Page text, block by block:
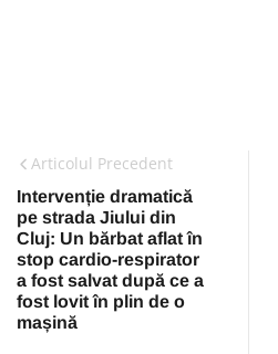
Articolul Precedent
Intervenție dramatică
pe strada Jiului din
Cluj: Un bărbat aflat în
stop cardio-respirator
a fost salvat după ce a
fost lovit în plin de o
mașină